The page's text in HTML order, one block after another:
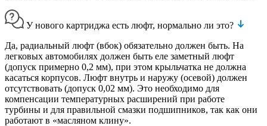
У нового картриджа есть люфт, нормально ли это?
Да, радиальный люфт (вбок) обязательно должен быть. На
легковых автомобилях должен быть еле заметный люфт
(допуск примерно 0,2 мм), при этом крыльчатка не должна
касаться корпусов. Люфт внутрь и наружу (осевой) должен
отсутствовать (допуск 0,02 мм). Это необходимо для
компенсации температурных расширений при работе
турбины и для правильной смазки подшипников, так как они
работают в «масляном клину».